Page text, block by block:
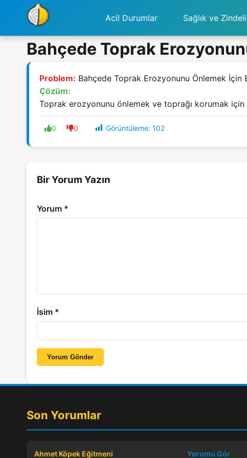
Acil Durumlar Sağlık ve
Bahçede Toprak
Problem: Bahçede Toprak Erozyonunu Önlemek İçin
Çözüm:
Toprak erozyonunu önlemek ve toprağı korumak
0 0 Görüntüleme: 102
Bir Yorum Yazın
Yorum *
İsim *
Yorum Gönder
Son Yorumlar
Ahmet Köpek Eğitmeni Yorumu Gör